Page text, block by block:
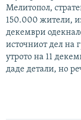
Мелитопол,
150.000 жители,
декември
источниот дел на
утрото на 11
даде детали, но